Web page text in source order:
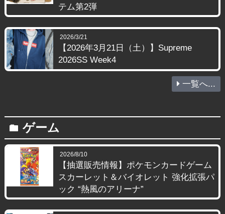
テム第2弾
2026/3/21
【2026年3月21日（土）】Supreme
2026SS Week4
一覧へ...
folder ゲーム
2026/8/10
【抽選販売情報】ポケモンカードゲーム
スカーレット＆バイオレット 強化拡張パ
ック “熱風のアリーナ”